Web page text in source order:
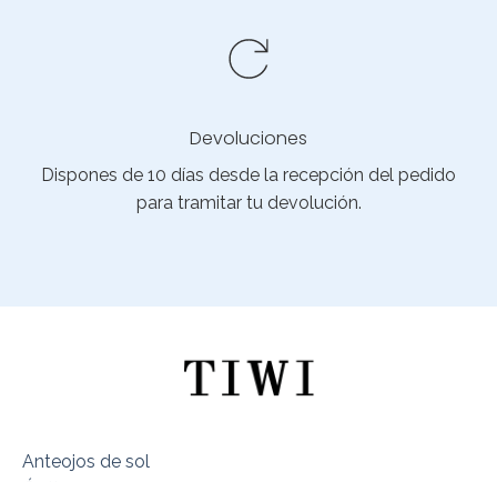
Devoluciones
Dispones de 10 días desde la recepción del pedido
para tramitar tu devolución.
Anteojos de sol